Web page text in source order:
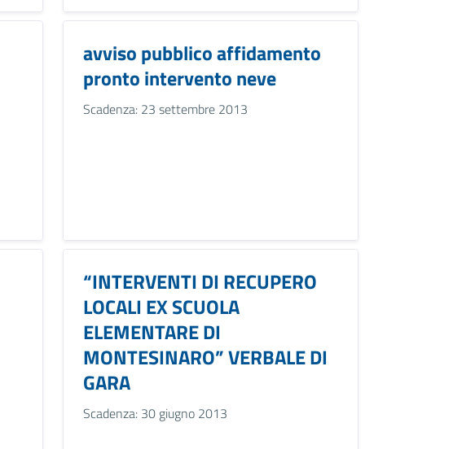
avviso pubblico affidamento
pronto intervento neve
Scadenza: 23 settembre 2013
“INTERVENTI DI RECUPERO
LOCALI EX SCUOLA
ELEMENTARE DI
MONTESINARO” VERBALE DI
GARA
Scadenza: 30 giugno 2013